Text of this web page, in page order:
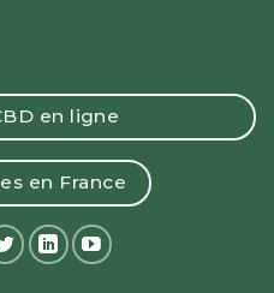
en ligne
en France